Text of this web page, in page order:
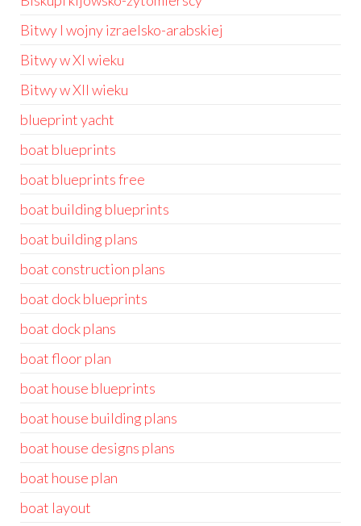
Bitwy I wojny izraelsko-arabskiej
Bitwy w XI wieku
Bitwy w XII wieku
blueprint yacht
boat blueprints
boat blueprints free
boat building blueprints
boat building plans
boat construction plans
boat dock blueprints
boat dock plans
boat floor plan
boat house blueprints
boat house building plans
boat house designs plans
boat house plan
boat layout